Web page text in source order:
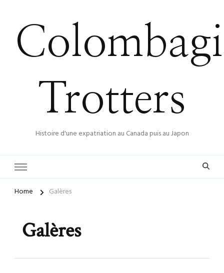
Trotters
Histoire d'une expatriation au Canada puis au Japon
Home Galères
Galères